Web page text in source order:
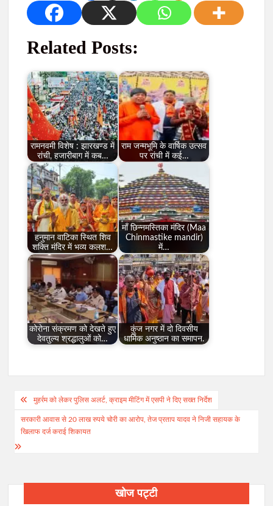
Related Posts:
रामनवमी विशेष : झारखण्ड में
रांची, हजारीबाग में कब…
राम जन्मभूमि के वार्षिक उत्सव
पर रांची में कई…
हनुमान वाटिका स्थित शिव
शक्ति मंदिर में भव्य कलश…
माँ छिन्नमस्तिका मंदिर (Maa
Chinmastike mandir)
में…
कोरोना संक्रमण को देखते हुए
देवतुल्य श्रद्धालुओं को…
कुंज नगर में दो दिवसीय
धार्मिक अनुष्ठान का समापन.
Post
navigation
मुहर्रम को लेकर पुलिस अलर्ट, क्राइम मीटिंग में एसपी ने दिए सख्त निर्देश
सरकारी आवास से 20 लाख रुपये चोरी का आरोप, तेज प्रताप यादव ने निजी सहायक के
खिलाफ दर्ज कराई शिकायत
खोज पट्टी